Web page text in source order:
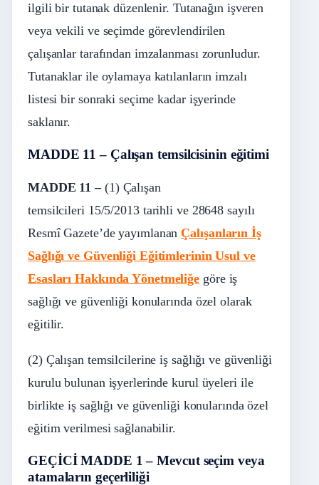
ilgili bir tutanak düzenlenir. Tutanağın işveren
veya vekili ve seçimde görevlendirilen
çalışanlar tarafından imzalanması zorunludur.
Tutanaklar ile oylamaya katılanların imzalı
listesi bir sonraki seçime kadar işyerinde
saklanır.
MADDE 11 – Çalışan temsilcisinin eğitimi
MADDE 11 –(1) Çalışan
temsilcileri 15/5/2013tarihli ve 28648 sayılı
Resmî Gazete’de yayımlananÇalışanların İş
Sağlığı ve Güvenliği Eğitimlerinin Usul ve
Esasları Hakkında Yönetmeliğe göre iş
sağlığı ve güvenliği konularında özel olarak
eğitilir.
(2) Çalışan temsilcilerine iş sağlığı ve güvenliği
kurulu bulunan işyerlerinde kurul üyeleri ile
birlikte iş sağlığı ve güvenliği konularında özel
eğitim verilmesi sağlanabilir.
GEÇİCİ MADDE 1 – Mevcut seçim veya
atamaların geçerliliği